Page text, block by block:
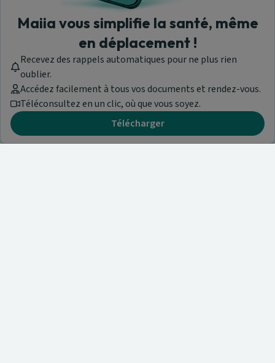
Maiia vous simplifie la santé, même
en déplacement !
Recevez des rappels automatiques pour ne plus rien
oublier.
Accédez facilement à tous vos documents et rendez-vous.
Téléconsultez en un clic, où que vous soyez.
Télécharger